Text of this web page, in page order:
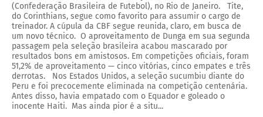
(Confederação Brasileira de Futebol), no Rio de Janeiro. Tite,
do Corinthians, segue como favorito para assumir o cargo de
treinador. A cúpula da CBF segue reunida, claro, em busca de
um novo técnico. O aproveitamento de Dunga em sua segunda
passagem pela seleção brasileira acabou mascarado por
resultados bons em amistosos. Em competições oficiais, foram
51,2% de aproveitamento — cinco vitórias, cinco empates e três
derrotas. Nos Estados Unidos, a seleção sucumbiu diante do
Peru e foi precocemente eliminada na competição centenária.
Antes disso, havia empatado com o Equador e goleado o
inocente Haiti. Mas ainda pior é a situ...